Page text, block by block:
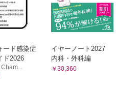
例
58歳）
ード感染症
ド2026
Cham...
イヤーノート2027
内科・外科編
￥30,360